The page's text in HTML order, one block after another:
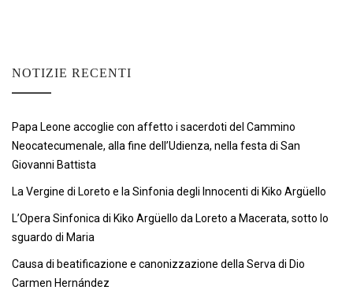
NOTIZIE RECENTI
Papa Leone accoglie con affetto i sacerdoti del Cammino
Neocatecumenale, alla fine dell’Udienza, nella festa di San
Giovanni Battista
La Vergine di Loreto e la Sinfonia degli Innocenti di Kiko Argüello
L’Opera Sinfonica di Kiko Argüello da Loreto a Macerata, sotto lo
sguardo di Maria
Causa di beatificazione e canonizzazione della Serva di Dio
Carmen Hernández